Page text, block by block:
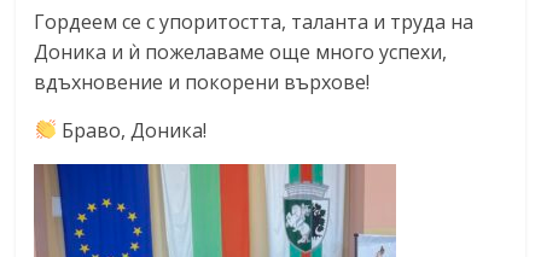
Гордеем се с упоритостта, таланта и труда на
Доника и ѝ пожелаваме още много успехи,
вдъхновение и покорени върхове!
Браво, Доника!